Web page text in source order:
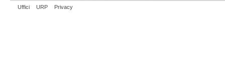
Uffici URP Privacy